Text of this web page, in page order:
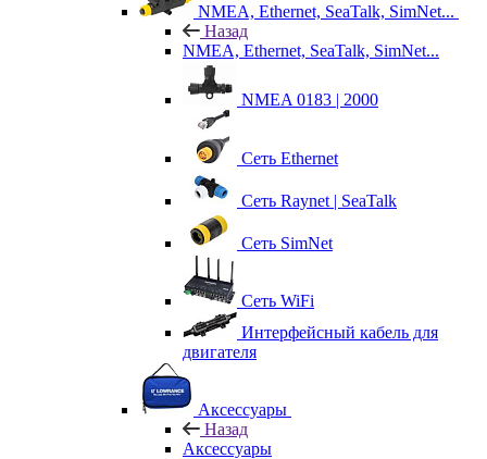
NMEA, Ethernet, SeaTalk, SimNet...
Назад
NMEA, Ethernet, SeaTalk, SimNet...
NMEA 0183 | 2000
Сеть Ethernet
Сеть Raynet | SeaTalk
Сеть SimNet
Сеть WiFi
Интерфейсный кабель для
двигателя
Аксессуары
Назад
Аксессуары